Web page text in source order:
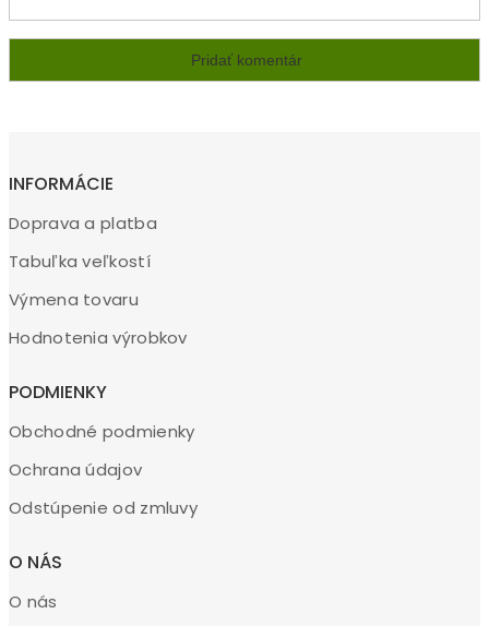
INFORMÁCIE
Doprava a platba
Tabuľka veľkostí
Výmena tovaru
Hodnotenia výrobkov
PODMIENKY
Obchodné podmienky
Ochrana údajov
Odstúpenie od zmluvy
O NÁS
O nás